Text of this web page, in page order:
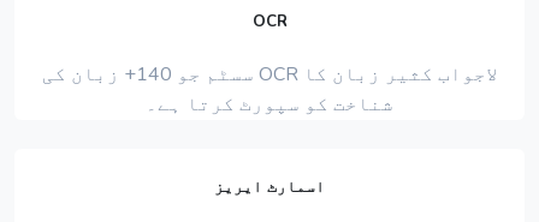
OCR
لاجواب کثیر زبان کا OCR سسٹم جو 140+ زبان کی
شناخت کو سپورٹ کرتا ہے۔
اسمارٹ ایریز